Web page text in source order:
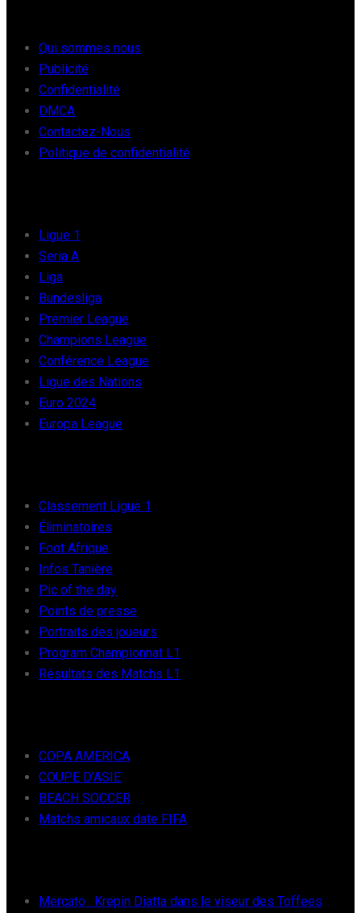
Qui sommes nous
Publicité
Confidentialité
DMCA
Contactez-Nous
Politique de confidentialité
Ligue 1
Seria A
Liga
Bundesliga
Premier League
Champions League
Conférence League
Ligue des Nations
Euro 2024
Europa League
Classement Ligue 1
Éliminatoires
Foot Afrique
Infos Tanière
Pic of the day
Points de presse
Portraits des joueurs
Program Championnat L1
Résultats des Matchs L1
COPA AMERICA
COUPE D’ASIE
BEACH SOCCER
Matchs amicaux date FIFA
Mercato : Krepin Diatta dans le viseur des Toffees